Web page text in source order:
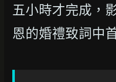
五小時才完成，
恩的婚禮致詞中